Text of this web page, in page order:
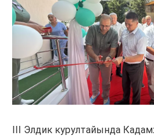
III Элдик курултайында